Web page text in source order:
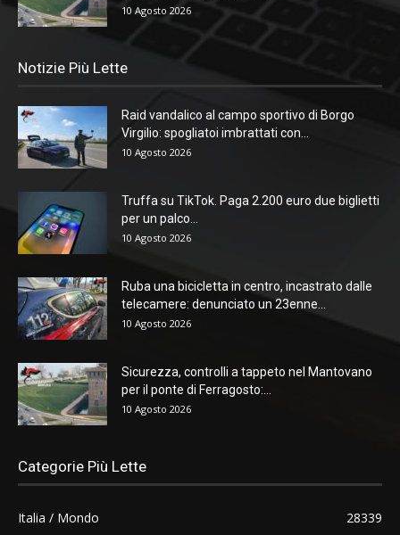
10 Agosto 2026
Notizie Più Lette
Raid vandalico al campo sportivo di Borgo
Virgilio: spogliatoi imbrattati con...
10 Agosto 2026
Truffa su TikTok. Paga 2.200 euro due biglietti
per un palco...
10 Agosto 2026
Ruba una bicicletta in centro, incastrato dalle
telecamere: denunciato un 23enne...
10 Agosto 2026
Sicurezza, controlli a tappeto nel Mantovano
per il ponte di Ferragosto:...
10 Agosto 2026
Categorie Più Lette
Italia / Mondo
28339